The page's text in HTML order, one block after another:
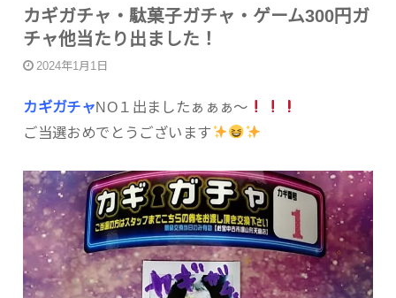
カギガチャ・駄菓子ガチャ・ゲーム300円ガ
チャ他当たり出ました！
2024年1月1日
カギガチャNO１出ましたぁぁぁ〜
ご当選おめでとうございます